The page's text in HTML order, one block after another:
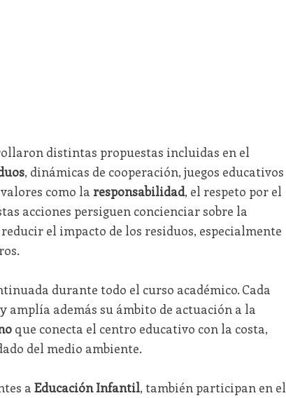
distintas propuestas incluidas en el
, dinámicas de cooperación, juegos educativos
como la responsabilidad, el respeto por el
acciones persiguen concienciar sobre la
el impacto de los residuos, especialmente
durante todo el curso académico. Cada
amplía además su ámbito de actuación a la
que conecta el centro educativo con la costa,
del medio ambiente.
a Educación Infantil, también participan en el